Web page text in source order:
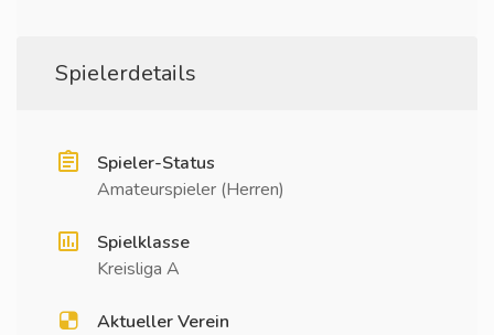
Spielerdetails
Spieler-Status
Amateurspieler (Herren)
Spielklasse
Kreisliga A
Aktueller Verein